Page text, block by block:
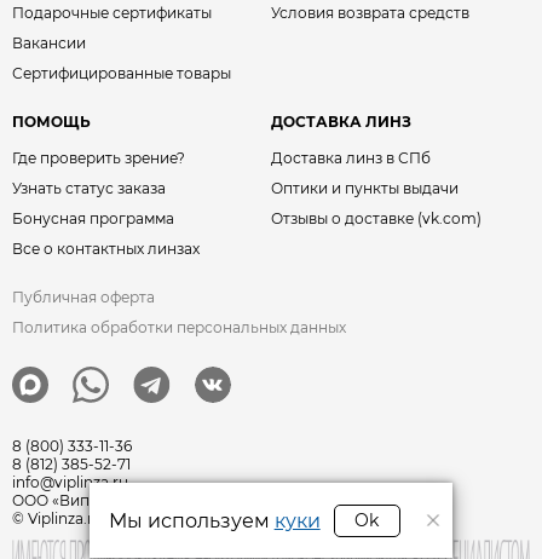
Подарочные сертификаты
Вакансии
Сертифицированные товары
Условия возврата средств
ПОМОЩЬ
Где проверить зрение?
Узнать статус заказа
Бонусная программа
Все о контактных линзах
ДОСТАВКА ЛИНЗ
Доставка линз в СПб
Оптики и пункты выдачи
Отзывы о доставке (vk.com)
Публичная оферта
Политика обработки персональных данных
8 (800) 333-11-36
8 (812) 385-52-71
info@viplinza.ru
ООО «Виплинза» ОГРН: 1217800011351
© Viplinza.ru 2009—2026 г
Мы используем куки Ok